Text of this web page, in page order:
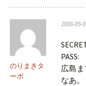
のりまきタ
ーボ
2008-09-
PASS:
広島
なあ。